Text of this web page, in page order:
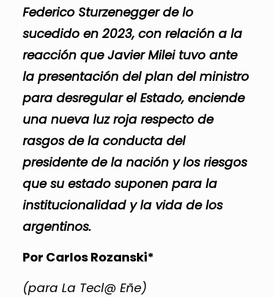
Federico Sturzenegger de lo
sucedido en 2023, con relación a la
reacción que Javier Milei tuvo ante
la presentación del plan del ministro
para desregular el Estado, enciende
una nueva luz roja respecto de
rasgos de la conducta del
presidente de la nación y los riesgos
que su estado suponen para la
institucionalidad y la vida de los
argentinos.
Por Carlos Rozanski*
(para La Tecl@ Eñe)